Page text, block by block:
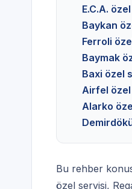
E.C.A.
Baykan
Ferroli
Baymak
Baxi özel
Airfel
Alarko
Bu rehber
özel servisi,